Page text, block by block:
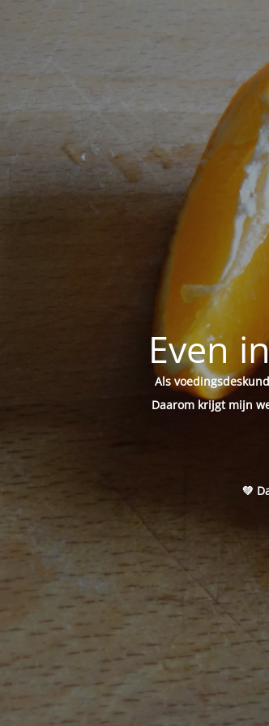
Even
Als
Daarom krijgt mijn
💚